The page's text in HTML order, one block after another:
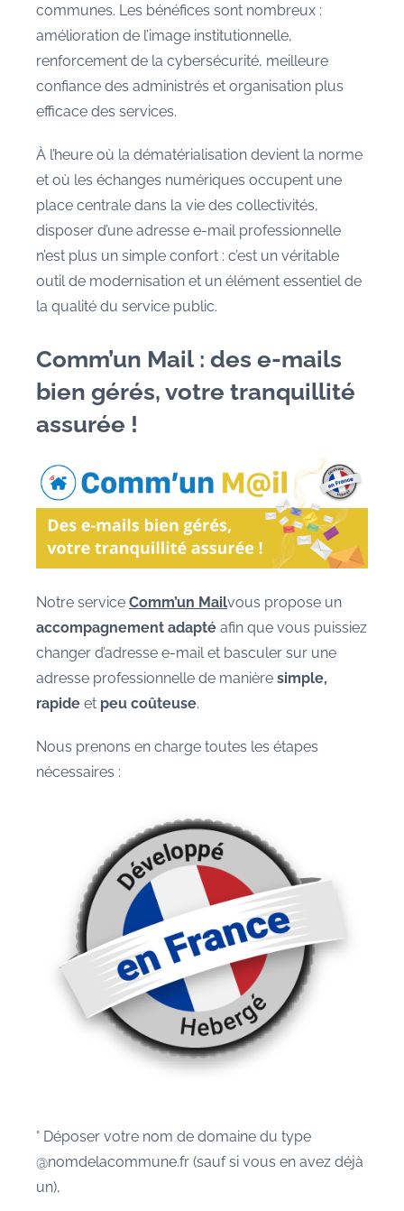
communes. Les bénéfices sont nombreux :
amélioration de l’image institutionnelle,
renforcement de la cybersécurité, meilleure
confiance des administrés et organisation plus
efficace des services.
À l’heure où la dématérialisation devient la norme
et où les échanges numériques occupent une
place centrale dans la vie des collectivités,
disposer d’une adresse e-mail professionnelle
n’est plus un simple confort : c’est un véritable
outil de modernisation et un élément essentiel de
la qualité du service public.
Comm’un Mail : des e-mails
bien gérés, votre tranquillité
assurée !
Notre service Comm’un Mailvous propose un
accompagnement adapté afin que vous puissiez
changer d’adresse e-mail et basculer sur une
adresse professionnelle de manière simple,
rapide et peu coûteuse.
Nous prenons en charge toutes les étapes
nécessaires :
° Déposer votre nom de domaine du type
@nomdelacommune.fr (sauf si vous en avez déjà
un),